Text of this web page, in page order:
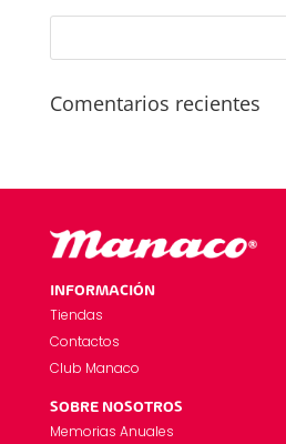
Comentarios recientes
INFORMACIÓN
Tiendas
Contactos
Club Manaco
SOBRE NOSOTROS
Memorias Anuales